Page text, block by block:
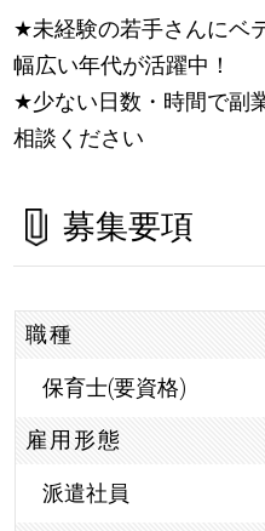
★未経験の若手さんにベ
幅広い年代が活躍中！
★少ない日数・時間で副
相談ください
募集要項
職種
保育士(要資格)
雇用形態
派遣社員